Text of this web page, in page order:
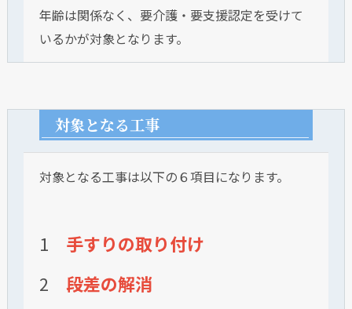
年齢は関係なく、要介護・要支援認定を受けて
いるかが対象となります。
対象となる工事
対象となる工事は以下の６項目になります。
1 手すりの取り付け
2 段差の解消